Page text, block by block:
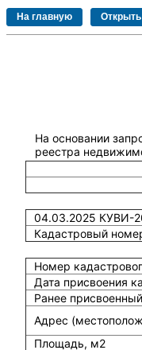
На основании
реестра
04.03.2025 КУВИ-
Кадастровый
Номер
Дата присвоения
Ранее
Адрес
Площадь, м2